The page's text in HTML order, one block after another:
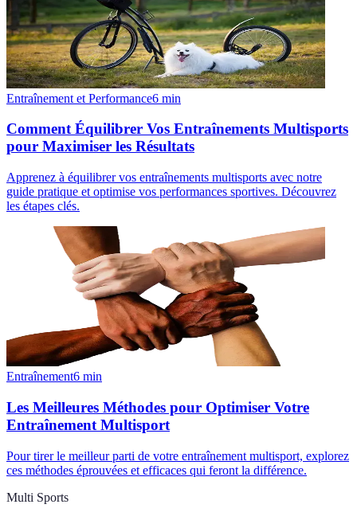
Entraînement et Performance6 min
Comment Équilibrer Vos Entraînements Multisports
pour Maximiser les Résultats
Apprenez à équilibrer vos entraînements multisports avec notre
guide pratique et optimise vos performances sportives. Découvrez
les étapes clés.
Entraînement6 min
Les Meilleures Méthodes pour Optimiser Votre
Entraînement Multisport
Pour tirer le meilleur parti de votre entraînement multisport, explorez
ces méthodes éprouvées et efficaces qui feront la différence.
Multi Sports